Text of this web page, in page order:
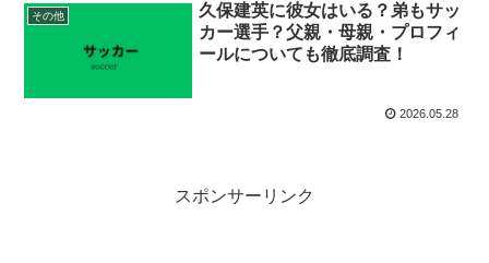
その他
久保建英に彼女はいる？弟もサッ
カー選手？父親・母親・プロフィ
ールについても徹底調査！
2026.05.28
スポンサーリンク